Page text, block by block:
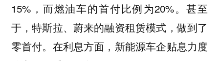
15%，而燃油车的首付比例为20%。甚至
于，特斯拉、蔚来的融资租赁模式，做到了
零首付。在利息方面，新能源车企贴息力度